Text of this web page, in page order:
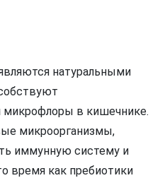
натуральными
микрофлоры в кишечнике.
микроорганизмы,
иммунную систему и
время как пребиотики